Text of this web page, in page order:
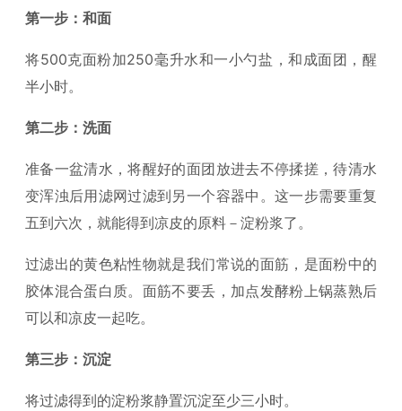
第一步：和面
将500克面粉加250毫升水和一小勺盐，和成面团，醒
半小时。
第二步：洗面
准备一盆清水，将醒好的面团放进去不停揉搓，待清水
变浑浊后用滤网过滤到另一个容器中。这一步需要重复
五到六次，就能得到凉皮的原料－淀粉浆了。
过滤出的黄色粘性物就是我们常说的面筋，是面粉中的
胶体混合蛋白质。面筋不要丢，加点发酵粉上锅蒸熟后
可以和凉皮一起吃。
第三步：沉淀
将过滤得到的淀粉浆静置沉淀至少三小时。